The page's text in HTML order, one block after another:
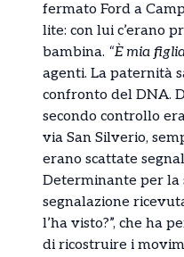
fermato Ford a
lite: con lui c’erano
bambina. “È mia
agenti. La paternità
confronto del DNA.
secondo controllo
via San Silverio,
erano scattate
Determinante per la
segnalazione
l’ha visto?”, che ha
di ricostruire i